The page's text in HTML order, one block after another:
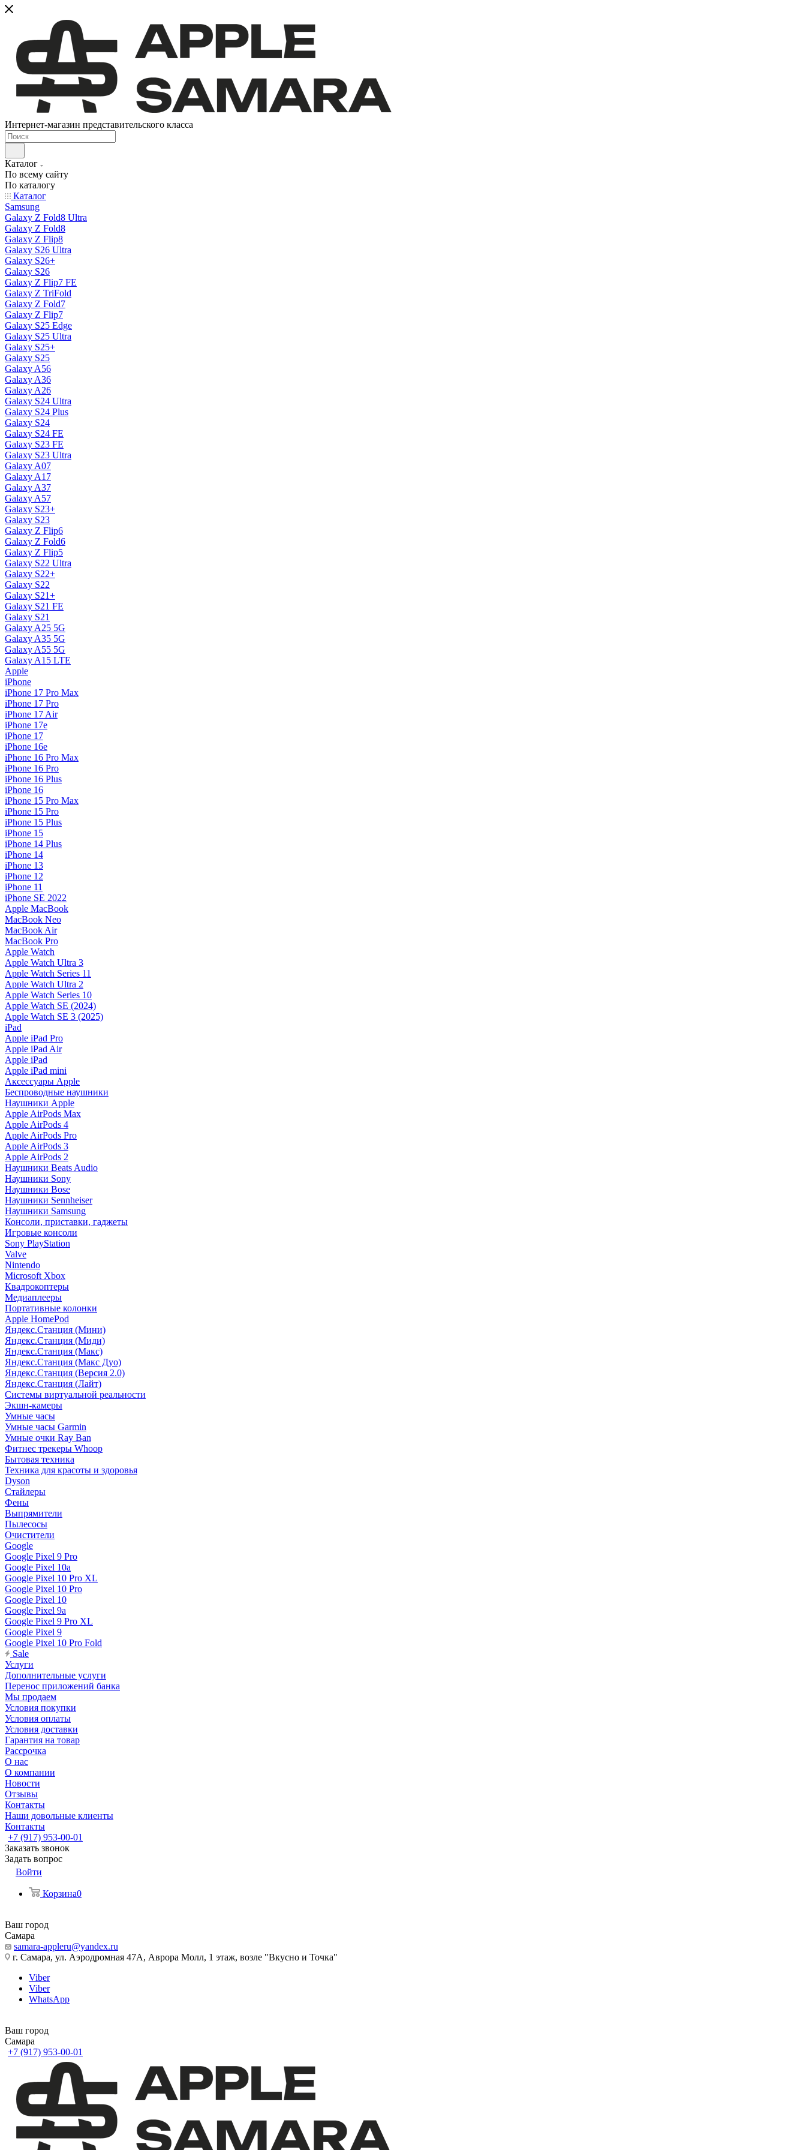
Интернет-магазин представительского класса
Каталог
По всему сайту
По каталогу
Каталог
Samsung
Galaxy Z Fold8 Ultra
Galaxy Z Fold8
Galaxy Z Flip8
Galaxy S26 Ultra
Galaxy S26+
Galaxy S26
Galaxy Z Flip7 FE
Galaxy Z TriFold
Galaxy Z Fold7
Galaxy Z Flip7
Galaxy S25 Edge
Galaxy S25 Ultra
Galaxy S25+
Galaxy S25
Galaxy A56
Galaxy A36
Galaxy A26
Galaxy S24 Ultra
Galaxy S24 Plus
Galaxy S24
Galaxy S24 FE
Galaxy S23 FE
Galaxy S23 Ultra
Galaxy A07
Galaxy A17
Galaxy A37
Galaxy A57
Galaxy S23+
Galaxy S23
Galaxy Z Flip6
Galaxy Z Fold6
Galaxy Z Flip5
Galaxy S22 Ultra
Galaxy S22+
Galaxy S22
Galaxy S21+
Galaxy S21 FE
Galaxy S21
Galaxy A25 5G
Galaxy A35 5G
Galaxy A55 5G
Galaxy A15 LTE
Apple
iPhone
iPhone 17 Pro Max
iPhone 17 Pro
iPhone 17 Air
iPhone 17e
iPhone 17
iPhone 16e
iPhone 16 Pro Max
iPhone 16 Pro
iPhone 16 Plus
iPhone 16
iPhone 15 Pro Max
iPhone 15 Pro
iPhone 15 Plus
iPhone 15
iPhone 14 Plus
iPhone 14
iPhone 13
iPhone 12
iPhone 11
iPhone SE 2022
Apple MacBook
MacBook Neo
MacBook Air
MacBook Pro
Apple Watch
Apple Watch Ultra 3
Apple Watch Series 11
Apple Watch Ultra 2
Apple Watch Series 10
Apple Watch SE (2024)
Apple Watch SE 3 (2025)
iPad
Apple iPad Pro
Apple iPad Air
Apple iPad
Apple iPad mini
Аксессуары Apple
Беспроводные наушники
Наушники Apple
Apple AirPods Max
Apple AirPods 4
Apple AirPods Pro
Apple AirPods 3
Apple AirPods 2
Наушники Beats Audio
Наушники Sony
Наушники Bose
Наушники Sennheiser
Наушники Samsung
Консоли, приставки, гаджеты
Игровые консоли
Sony PlayStation
Valve
Nintendo
Microsoft Xbox
Квадрокоптеры
Медиаплееры
Портативные колонки
Apple HomePod
Яндекс.Станция (Мини)
Яндекс.Станция (Миди)
Яндекс.Станция (Макс)
Яндекс.Станция (Макс Дуо)
Яндекс.Станция (Версия 2.0)
Яндекс.Станция (Лайт)
Системы виртуальной реальности
Экшн-камеры
Умные часы
Умные часы Garmin
Умные очки Ray Ban
Фитнес трекеры Whoop
Бытовая техника
Техника для красоты и здоровья
Dyson
Стайлеры
Фены
Выпрямители
Пылесосы
Очистители
Google
Google Pixel 9 Pro
Google Pixel 10a
Google Pixel 10 Pro XL
Google Pixel 10 Pro
Google Pixel 10
Google Pixel 9a
Google Pixel 9 Pro XL
Google Pixel 9
Google Pixel 10 Pro Fold
Sale
Услуги
Дополнительные услуги
Перенос приложений банка
Мы продаем
Условия покупки
Условия оплаты
Условия доставки
Гарантия на товар
Рассрочка
О нас
О компании
Новости
Отзывы
Контакты
Наши довольные клиенты
Контакты
+7 (917) 953-00-01
Заказать звонок
Задать вопрос
Войти
Корзина0
Ваш город
Самара
samara-appleru@yandex.ru
г. Самара, ул. Аэродромная 47А, Аврора Молл, 1 этаж, возле "Вкусно и Точка"
Viber
Viber
WhatsApp
Ваш город
Самара
+7 (917) 953-00-01